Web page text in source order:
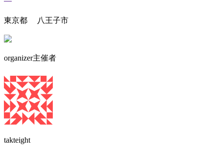
東京都 八王子市
organizer主催者
takteight